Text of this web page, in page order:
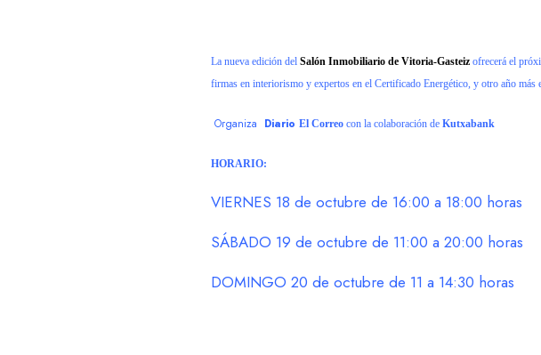
La nueva edición del Salón Inmobiliario de Vitoria-Gasteiz ofrecerá el
firmas en interiorismo y expertos en el Certificado Energético, y otro año más
Organiza Diario El Correo con la colaboración de Kutxabank
HORARIO:
VIERNES 18 de octubre de 16:00 a 18:00 horas
SÁBADO 19 de octubre de 11:00 a 20:00 horas
DOMINGO 20 de octubre de 11 a 14:30 horas